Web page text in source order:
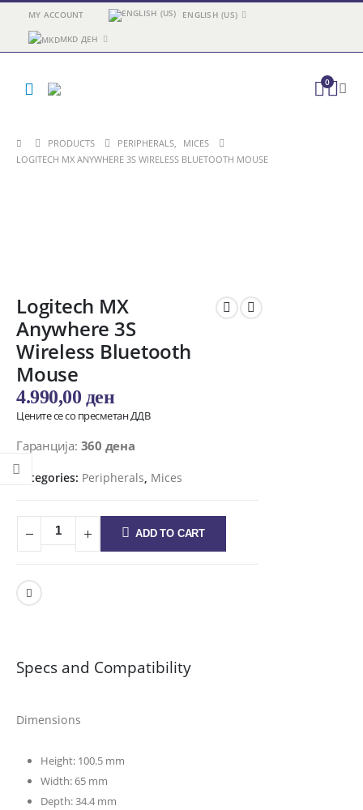
MY ACCOUNT ENGLISH (US)
MKD ДЕН
0
PRODUCTS PERIPHERALS,
MICES
LOGITECH MX ANYWHERE 3S WIRELESS BLUETOOTH MOUSE
Logitech MX
Anywhere 3S
Wireless Bluetooth
Mouse
4.990,00 ден
Цените се со пресметан ДДВ
Гаранција: 360 дена
Categories: Peripherals, Mices
ADD TO CART
Specs and Compatibility
Dimensions
Height: 100.5 mm
Width: 65 mm
Depth: 34.4 mm